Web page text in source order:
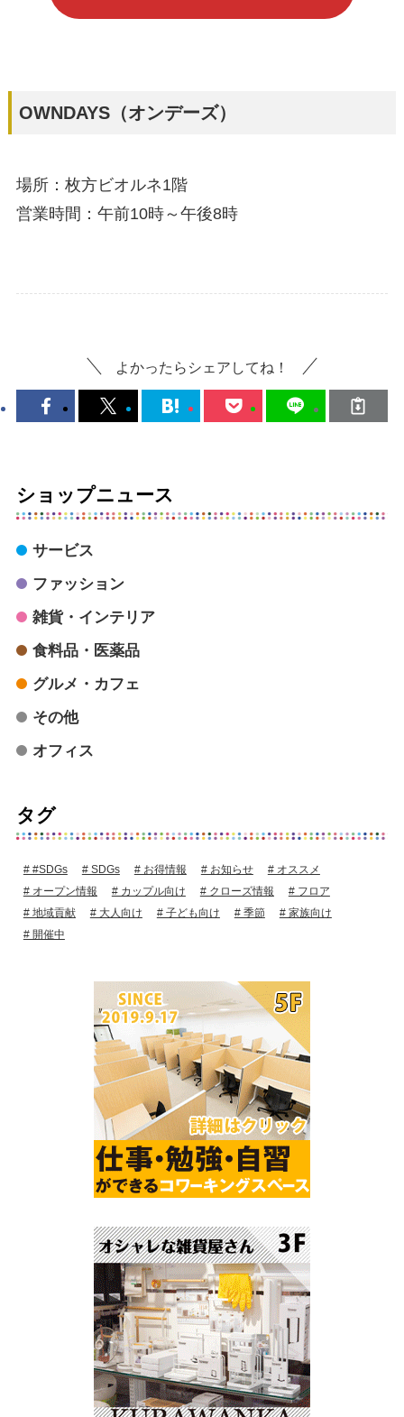
OWNDAYS（オンデーズ）
場所：枚方ビオルネ1階
営業時間：午前10時～午後8時
よかったらシェアしてね！
ショップニュース
サービス
ファッション
雑貨・インテリア
食料品・医薬品
グルメ・カフェ
その他
オフィス
タグ
#SDGs SDGs お得情報 お知らせ
オススメ
オープン情報
カップル向け クローズ情報
フロア
地域貢献
大人向け 子ども向け 季節
家族向け
開催中